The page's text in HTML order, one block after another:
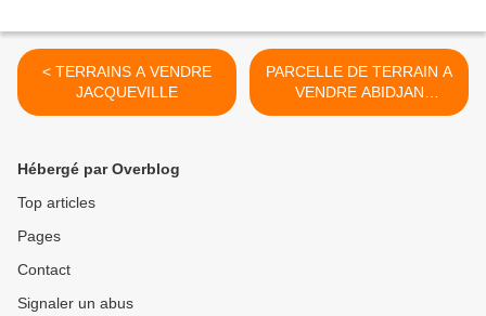
< TERRAINS A VENDRE
JACQUEVILLE
PARCELLE DE TERRAIN A
VENDRE ABIDJAN
ATTIEKOI >
Hébergé par Overblog
Top articles
Pages
Contact
Signaler un abus